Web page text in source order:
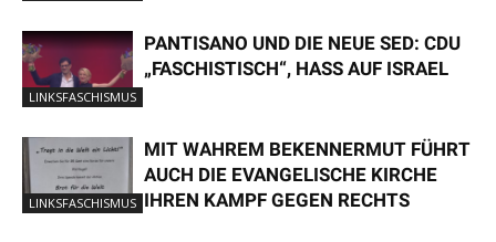
LINKSFASCHISMUS
PANTISANO UND DIE NEUE SED: CDU
„FASCHISTISCH“, HASS AUF ISRAEL
LINKSFASCHISMUS
MIT WAHREM BEKENNERMUT FÜHRT
AUCH DIE EVANGELISCHE KIRCHE
IHREN KAMPF GEGEN RECHTS